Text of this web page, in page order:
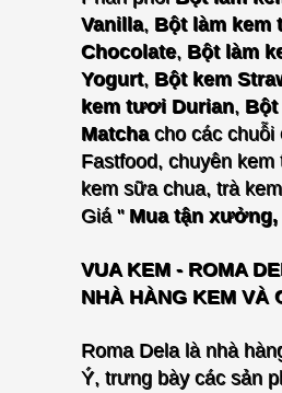
Vanilla, Bột làm kem
Chocolate, Bột làm
Yogurt, Bột kem
kem tươi Durian,
Matcha cho các chuỗi
Fastfood, chuyên
kem sữa chua, trà
Giá "Mua tận xưởng,
VUA KEM - ROMA
NHÀ HÀNG KEM VÀ
Roma Dela là nhà
Ý, trưng bày các sản